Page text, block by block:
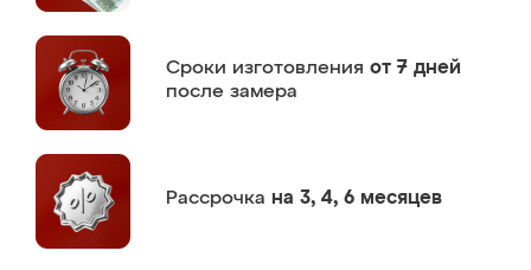
Сроки изготовления от 7 дней
после замера
Рассрочка на 3, 4, 6 месяцев